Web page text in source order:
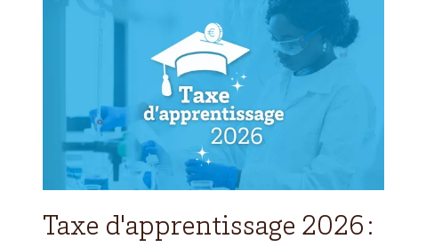
Taxe d'apprentissage 2026 :